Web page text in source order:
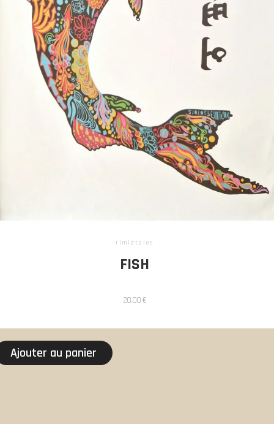
Timidtales
FISH
20,00€
Ajouter au panier